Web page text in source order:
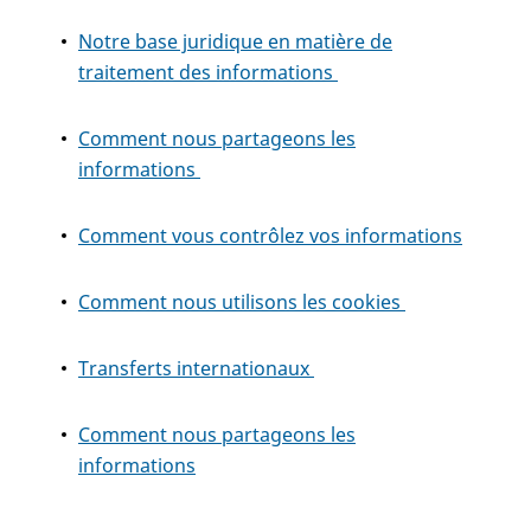
Notre base juridique en matière de
traitement des informations
Comment nous partageons les
informations
Comment vous contrôlez vos informations
Comment nous utilisons les cookies
Transferts internationaux
Comment nous partageons les
informations